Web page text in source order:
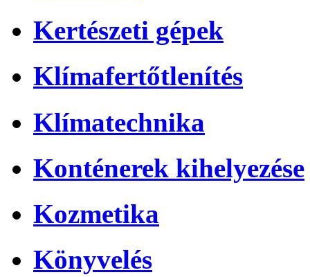
Kertészeti gépek
Klímafertőtlenítés
Klímatechnika
Konténerek kihelyezése
Kozmetika
Könyvelés